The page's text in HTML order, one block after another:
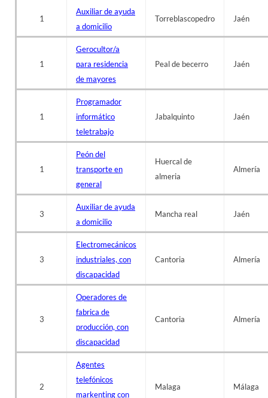
1
Auxiliar de ayuda
a domicilio
Torreblascopedro Jaén
1
Gerocultor/a
para residencia
de mayores
Peal de becerro Jaén
1
Programador
informático
teletrabajo
Jabalquinto Jaén
1
Peón del
transporte en
general
Huercal de
almeria
Almería
3
Auxiliar de ayuda
a domicilio
Mancha real Jaén
3
Electromecánicos
industriales, con
discapacidad
Cantoria Almería
3
Operadores de
fabrica de
producción, con
discapacidad
Cantoria Almería
2
Agentes
telefónicos
markenting con
Malaga Málaga